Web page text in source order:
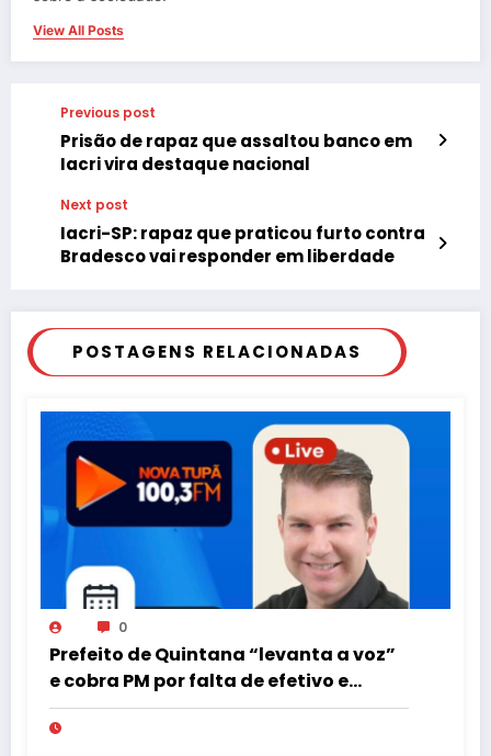
View All Posts
Previous post
Prisão de rapaz que assaltou banco em
Iacri vira destaque nacional
Next post
Iacri-SP: rapaz que praticou furto contra
Bradesco vai responder em liberdade
POSTAGENS RELACIONADAS
0
Prefeito de Quintana “levanta a voz”
e cobra PM por falta de efetivo e
viaturas na região